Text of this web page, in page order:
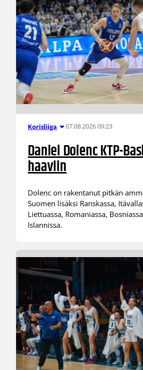
Korisliiga 07.08.2026 09:23
Daniel Dolenc KTP-
haaviin
Dolenc on rakentanut pitkän
Suomen lisäksi Ranskassa,
Liettuassa, Romaniassa,
Islannissa.